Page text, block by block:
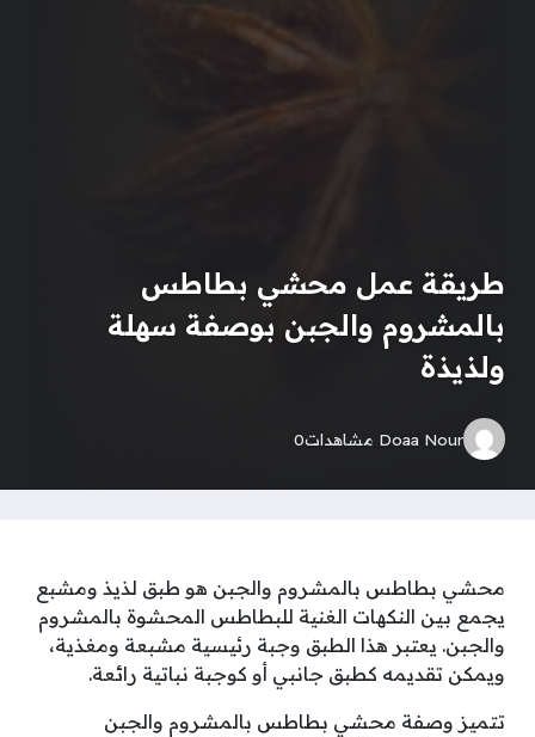
طريقة عمل محشي بطاطس
بالمشروم والجبن بوصفة سهلة
ولذيذة
Doaa Nour مشاهدات0
محشي بطاطس بالمشروم والجبن هو طبق لذيذ ومشبع
يجمع بين النكهات الغنية للبطاطس المحشوة بالمشروم
والجبن. يعتبر هذا الطبق وجبة رئيسية مشبعة ومغذية،
ويمكن تقديمه كطبق جانبي أو كوجبة نباتية رائعة.
تتميز وصفة محشي بطاطس بالمشروم والجبن